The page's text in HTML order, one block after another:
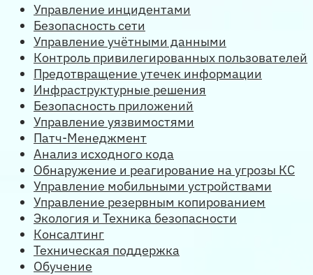
Управление инцидентами
Безопасность сети
Управление учётными данными
Контроль привилегированных пользователей
Предотвращение утечек информации
Инфраструктурные решения
Безопасность приложений
Управление уязвимостями
Патч-Менеджмент
Анализ исходного кода
Обнаружение и реагирование на угрозы КС
Управление мобильными устройствами
Управление резервным копированием
Экология и Техника безопасности
Консалтинг
Техническая поддержка
Обучение